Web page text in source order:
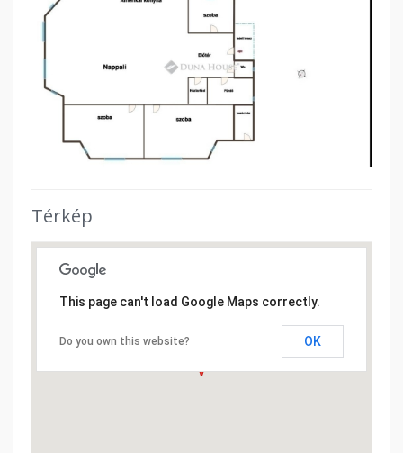
Térkép
This page can't load Google Maps correctly.
Do you own this website? OK